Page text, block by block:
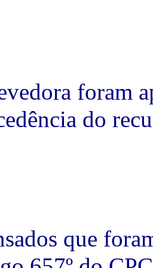
foram
do
que